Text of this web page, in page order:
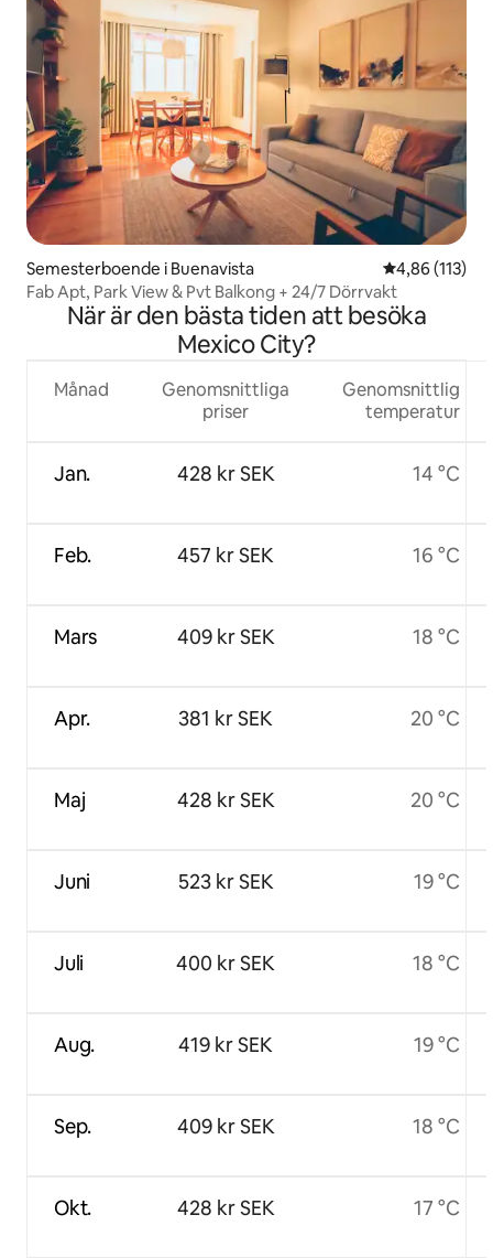
Semesterboende i Buenavista 4,86 av 5 i
4,86 (113)
Fab Apt, Park View & Pvt Balkong + 24/7 Dörrvakt
När är den bästa tiden att besöka
Mexico City?
Månad
Jan.
Feb.
Mars
Apr.
Maj
Juni
Juli
Aug.
Sep.
Okt.
Genomsnittliga
priser
428 kr SEK
457 kr SEK
409 kr SEK
381 kr SEK
428 kr SEK
523 kr SEK
400 kr SEK
419 kr SEK
409 kr SEK
428 kr SEK
Genomsnittlig
temperatur
14 °C
16 °C
18 °C
20 °C
20 °C
19 °C
18 °C
19 °C
18 °C
17 °C